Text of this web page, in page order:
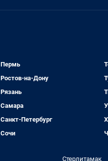
Пермь
Ростов-на-Дону
Рязань
Самара
Санкт-Петербург
Сочи
Стерлитамак